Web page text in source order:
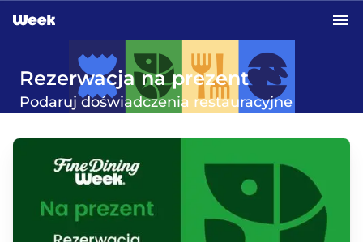
Rezerwacja na prezent
Podaruj doświadczenia restauracyjne